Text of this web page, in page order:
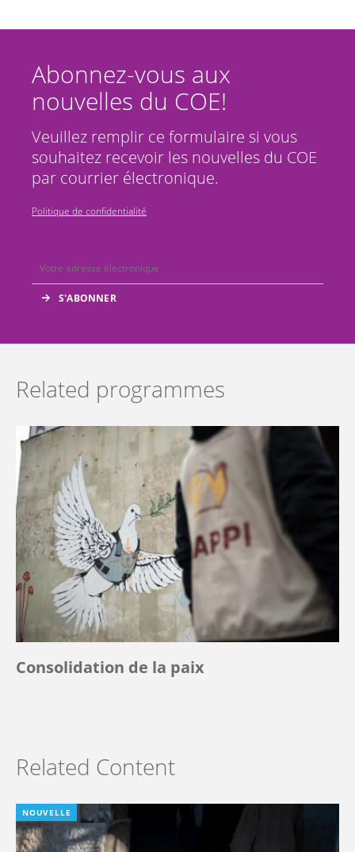
Abonnez-vous aux
nouvelles du COE!
Veuillez remplir ce formulaire si vous
souhaitez recevoir les nouvelles du COE
par courrier électronique.
Politique de confidentialité
Related programmes
Consolidation de la paix
Related Content
NOUVELLE